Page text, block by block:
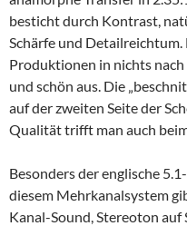
besticht durch Kontrast,
Schärfe und
Produktionen in nichts
und schön aus. Die
auf der zweiten Seite der
Qualität trifft man auch beim
Besonders der englische
diesem Mehrkanalsystem
Kanal-Sound, Stereoton auf